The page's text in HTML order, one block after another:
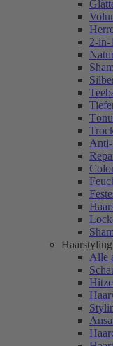
2-in-
Anti-
Haarstyling
Alle